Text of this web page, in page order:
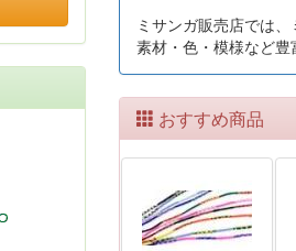
ミサンガ販売店では
素材・色・模様など豊
おすすめ商品